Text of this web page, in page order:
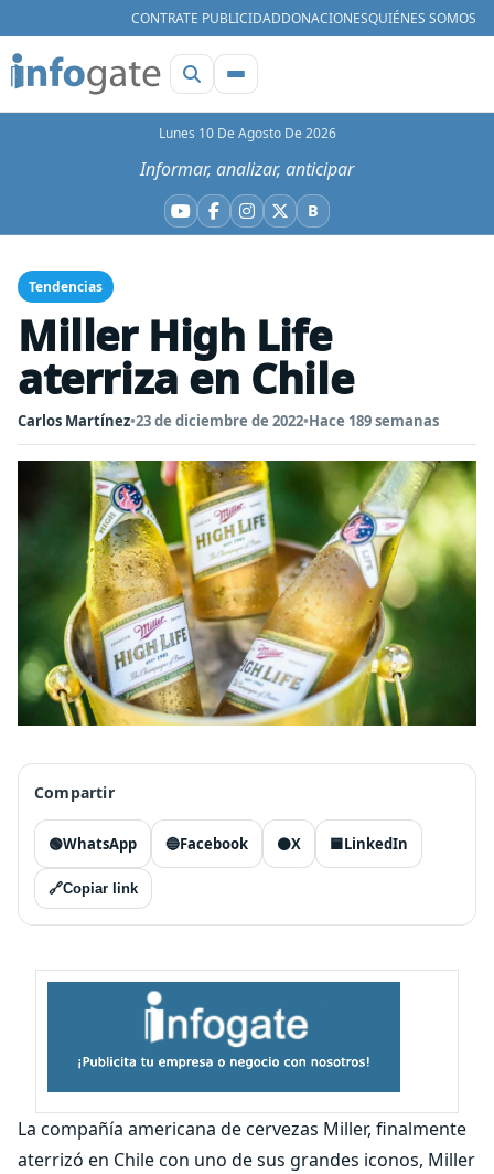
CONTRATE PUBLICIDADDONACIONESQUIÉNES SOMOS
Lunes 10 De Agosto De 2026
Informar, analizar, anticipar
YouTube
Facebook
Instagram
X BBluesky
Tendencias
Miller High Life
aterriza en Chile
Carlos Martínez•23 de diciembre de 2022•Hace 189 semanas
Compartir
🟢WhatsApp 🔵Facebook ⚫X 🟦LinkedIn
🔗Copiar link
La compañía americana de cervezas Miller, finalmente
aterrizó en Chile con uno de sus grandes iconos, Miller